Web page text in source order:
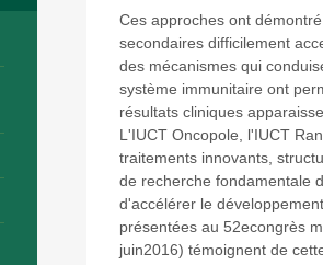
Ces approches ont
secondaires difficilement
des mécanismes qui
système immunitaire ont
résultats cliniques
L'IUCT Oncopole, l'IUCT
traitements innovants,
de recherche fondamentale
d'accélérer le
présentées au 52econgrès
juin2016) témoignent de